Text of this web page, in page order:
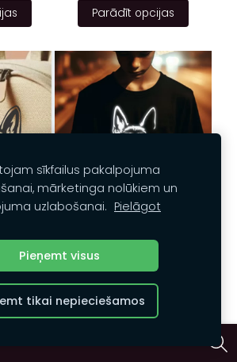
Parādīt opcijas
02
"Vācu aitu suns" 02b
€3.00
sīkfailus pakalpojuma
mārketinga nolūkiem un
uzlabošanai. Pielāgot
Pieņemt visus
tikai nepieciešamos